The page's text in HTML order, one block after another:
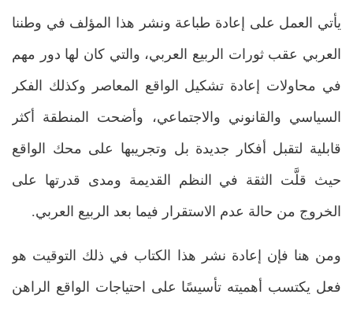
يأتي العمل على إعادة طباعة ونشر هذا المؤلف في وطننا
العربي عقب ثورات الربيع العربي، والتي كان لها دور مهم
في محاولات إعادة تشكيل الواقع المعاصر وكذلك الفكر
السياسي والقانوني والاجتماعي، وأضحت المنطقة أكثر
قابلية لتقبل أفكار جديدة بل وتجريبها على محك الواقع
حيث قلَّت الثقة في النظم القديمة ومدى قدرتها على
الخروج من حالة عدم الاستقرار فيما بعد الربيع العربي.
ومن هنا فإن إعادة نشر هذا الكتاب في ذلك التوقيت هو
فعل يكتسب أهميته تأسيسًا على احتياجات الواقع الراهن